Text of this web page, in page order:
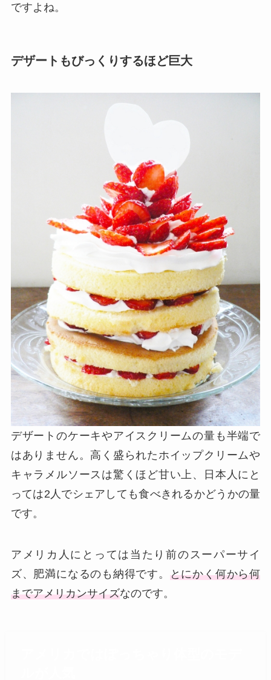
ですよね。
デザートもびっくりするほど巨大
デザートのケーキやアイスクリームの量も半端で
はありません。高く盛られたホイップクリームや
キャラメルソースは驚くほど甘い上、日本人にと
っては2人でシェアしても食べきれるかどうかの量
です。
アメリカ人にとっては当たり前のスーパーサイ
ズ、肥満になるのも納得です。 とにかく何から何
までアメリカンサイズなのです。